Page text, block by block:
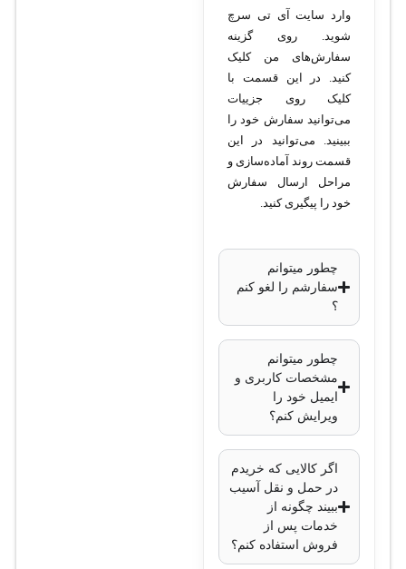
وارد سایت آی تی سرچ
شوید. روی گزینه
سفارش‌های من کلیک
کنید. در این قسمت با
کلیک روی جزییات
می‌توانید سفارش خود را
ببینید. می‌توانید در این
قسمت روند آماده‌سازی و
مراحل ارسال سفارش
خود را پیگیری کنید.
چطور میتوانم
سفارشم را لغو کنم
؟
چطور میتوانم
مشخصات کاربری و
ایمیل خود را
ویرایش کنم؟
اگر کالایی که خریدم
در حمل و نقل آسیب
ببیند چگونه از
خدمات پس از
فروش استفاده کنم؟